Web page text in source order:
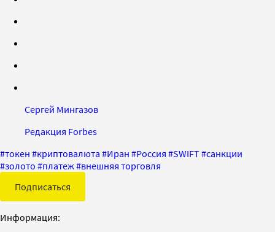
Сергей Мингазов
Редакция Forbes
#токен #криптовалюта #Иран #Россия #SWIFT#санкции
#золото #платеж#внешняя торговля
Подписаться
Информация: